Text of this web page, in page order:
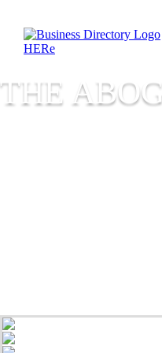
THE